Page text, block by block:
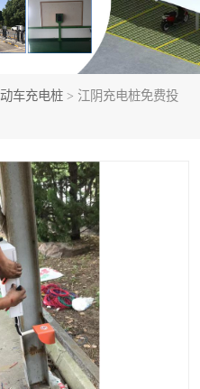
车充电桩 > 江阴充电桩免费投
两轮电动车充电桩